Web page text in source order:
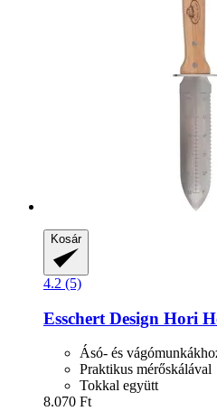
Kosár
4.2 (5)
Esschert Design Hori
Ásó- és
Praktikus mérőskálával
Tokkal együtt
8.070 Ft